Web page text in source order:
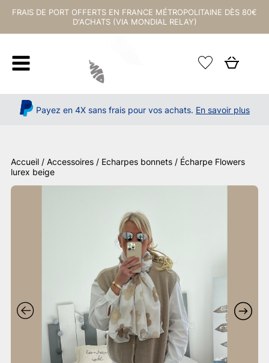
FRAIS DE PORT OFFERTS EN FRANCE MÉTROPOLITAINE DÈS 80€
D'ACHATS (VIA MONDIAL RELAY)
Payez en 4X sans frais pour vos achats. En savoir plus
Accueil / Accessoires / Echarpes bonnets / Écharpe Flowers
lurex beige